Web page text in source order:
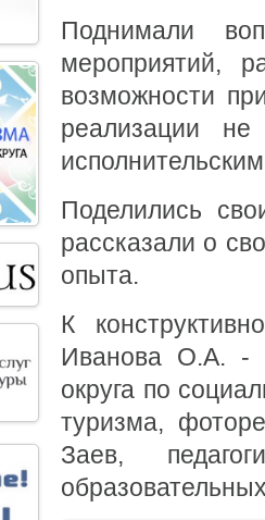
Поднимали
мероприятий,
возможности
реализации
Поделились
рассказали о
опыта.
К
Иванова О.А. -
округа по
туризма,
Заев,